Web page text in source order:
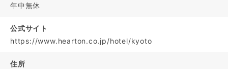
年中無休
公式サイト
https://www.hearton.co.jp/hotel/kyoto
住所